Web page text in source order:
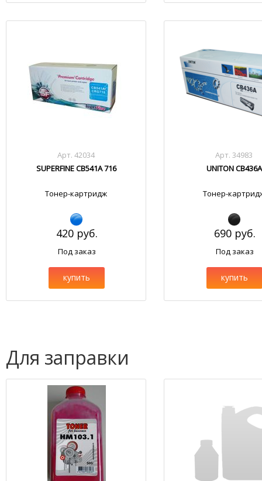
Арт. 42034
SUPERFINE CB541A 716
Тонер-картридж
420 руб.
Под заказ
купить
Арт. 34983
UNITON CB436A
Тонер-
690 руб.
Под заказ
купить
Для заправки